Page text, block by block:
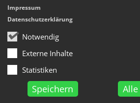
Notwendig
Externe Inhalte
Statistiken
Speichern
Impressum
Datenschutzerklärung